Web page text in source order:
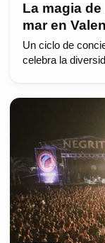
La magia
mar en
Un ciclo de
celebra la